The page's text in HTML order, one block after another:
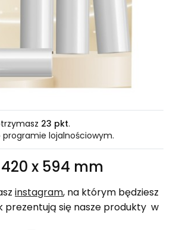
23 pkt.
programie lojalnościowym.
x 594 mm
instagram, na którym będziesz
prezentują się nasze produkty w